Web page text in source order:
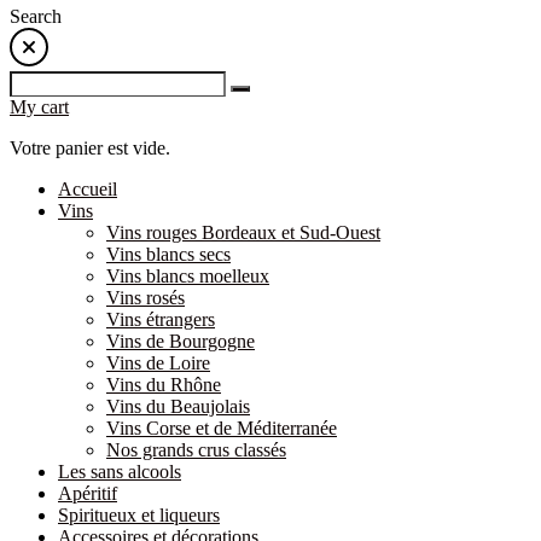
Search
My cart
Votre panier est vide.
Accueil
Vins
Vins rouges Bordeaux et Sud-Ouest
Vins blancs secs
Vins blancs moelleux
Vins rosés
Vins étrangers
Vins de Bourgogne
Vins de Loire
Vins du Rhône
Vins du Beaujolais
Vins Corse et de Méditerranée
Nos grands crus classés
Les sans alcools
Apéritif
Spiritueux et liqueurs
Accessoires et décorations